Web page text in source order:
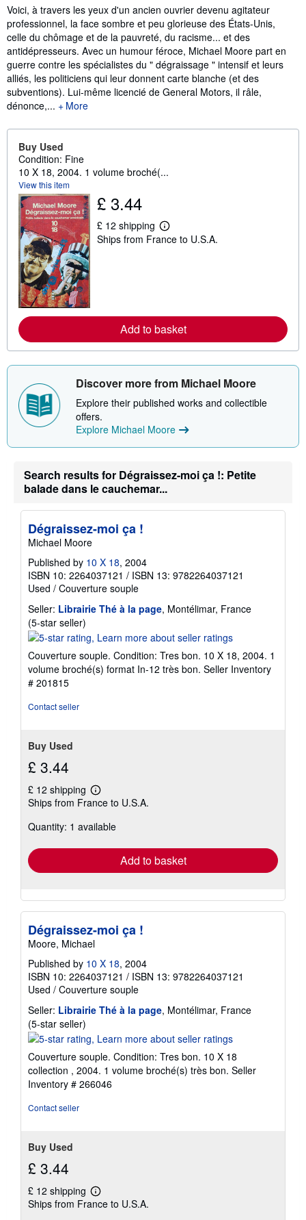
Synopsis
Voici, à travers les yeux d'un ancien ouvrier devenu agitateur
professionnel, la face sombre et peu glorieuse des États-Unis,
celle du chômage et de la pauvreté, du racisme... et des
antidépresseurs. Avec un humour féroce, Michael Moore part en
guerre contre les spécialistes du " dégraissage " intensif et leurs
alliés, les politiciens qui leur donnent carte blanche (et des
subventions). Lui-même licencié de General Motors, il râle,
dénonce,...
More
Buy Used
Condition: Fine
10 X 18, 2004. 1 volume broché(...
View this item
£ 3.44
£ 12 shipping
L
e
b
o
u
t
h
p
n
g
t
Ships from France to U.S.A.
Add to basket
Discover more from Michael Moore
Explore their published works and collectible
offers.
Explore Michael Moore
Search results for Dégraissez-moi ça !: Petite
balade dans le cauchemar...
Dégraissez-moi ça !
Michael Moore
Published by 10 X 18, 2004
ISBN 10: 2264037121 / ISBN 13: 9782264037121
Used / Couverture souple
Seller: Librairie Thé à la page, Montélimar, France
(5-star seller)
rating
out
of
Couverture souple. Condition: Tres bon. 10 X 18, 2004. 1
volume broché(s) format In-12 très bon. Seller Inventory
# 201815
Contact seller
Buy Used
£ 3.44
£ 12 shipping
Learn
more
shipping
Ships from France to U.S.A.
Quantity: 1 available
Add to basket
Dégraissez-moi ça !
Moore, Michael
Published by 10 X 18, 2004
ISBN 10: 2264037121 / ISBN 13: 9782264037121
Used / Couverture souple
Seller: Librairie Thé à la page, Montélimar, France
(5-star seller)
rating
out
of
5
Couverture souple. Condition: Tres bon. 10 X 18
collection , 2004. 1 volume broché(s) très bon. Seller
Inventory # 266046
Contact seller
Buy Used
£ 3.44
£ 12 shipping
Learn
more
Ships from France to U.S.A.